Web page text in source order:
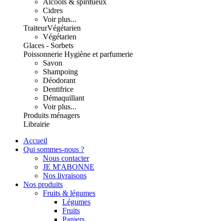
Alcools & spiritueux
Cidres
Voir plus...
TraiteurVégétarien
Végétarien
Glaces - Sorbets
Poissonnerie Hygiène et parfumerie
Savon
Shampoing
Déodorant
Dentifrice
Démaquillant
Voir plus...
Produits ménagers
Librairie
Accueil
Qui sommes-nous ?
Nous contacter
JE M'ABONNE
Nos livraisons
Nos produits
Fruits & légumes
Légumes
Fruits
Paniers